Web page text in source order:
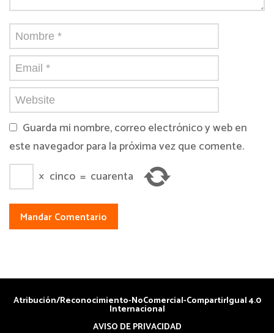
Guarda mi nombre, correo electrónico y web en
este navegador para la próxima vez que comente.
× cinco = cuarenta
Atribución/Reconocimiento-NoComercial-CompartirIgual 4.0
Internacional
AVISO DE PRIVACIDAD